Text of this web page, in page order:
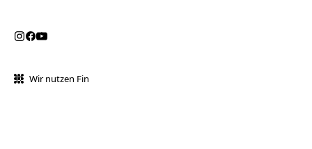
Wir nutzen Fin